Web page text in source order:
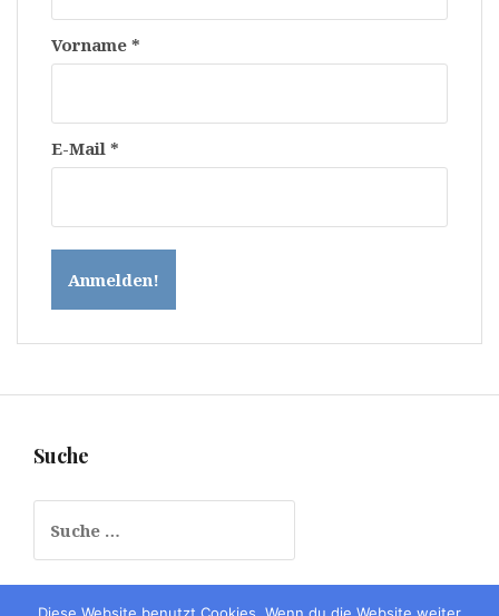
Vorname *
E-Mail *
Suche
nach: